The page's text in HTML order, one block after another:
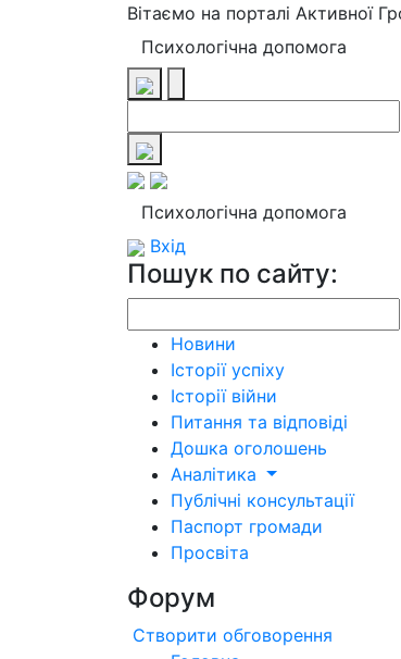
Вітаємо на порталі Активної
Психологічна допомога
Психологічна допомога
Вхід
Пошук по сайту:
Новини
Історії успіху
Історії війни
Питання та відповіді
Дошка оголошень
Аналітика
Публічні консультації
Паспорт громади
Просвіта
Форум
Створити обговорення